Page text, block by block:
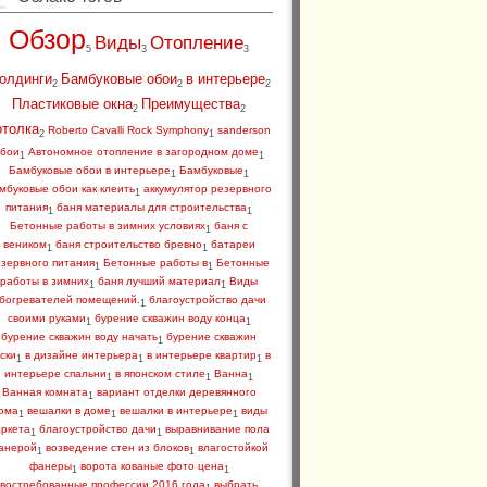
Обзор5 Виды3 Отопление3
2 Бамбуковые обои2 в интерьере2
Пластиковые окна2 Преимущества2
2 Roberto Cavalli Rock Symphony1 sanderson
1 Автономное отопление в загородном доме 1
Бамбуковые обои в интерьере 1 Бамбуковые 1
обои как клеить1 аккумулятор резервного
питания1 баня материалы для строительства 1
Бетонные работы в зимних условиях1 баня с
веником1 баня строительство бревно1 батареи
питания1 Бетонные работы в1 Бетонные
работы в зимних1 баня лучший материал1 Виды
помещений. 1 благоустройство дачи
своими руками 1 бурение скважин воду конца1
бурение скважин воду начать1 бурение скважин
1 в дизайне интерьера1 в интерьере квартир1 в
интерьере спальни 1 в японском стиле 1 Ванна 1
Ванная комната1 вариант отделки деревянного
1 вешалки в доме 1 вешалки в интерьере 1 виды
1 благоустройство дачи 1 выравнивание пола
1 возведение стен из блоков1 влагостойкой
фанеры1 ворота кованые фото цена1
востребованные профессии 2016 года выбрать